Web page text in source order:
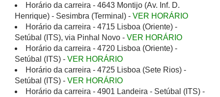
Horário da carreira - 4643 Montijo (Av. Inf. D.
Henrique) - Sesimbra (Terminal) - VER HORÁRIO
Horário da carreira - 4715 Lisboa (Oriente) -
Setúbal (ITS), via Pinhal Novo - VER HORÁRIO
Horário da carreira - 4720 Lisboa (Oriente) -
Setúbal (ITS) - VER HORÁRIO
Horário da carreira - 4725 Lisboa (Sete Rios) -
Setúbal (ITS) - VER HORÁRIO
Horário da carreira - 4901 Landeira - Setúbal (ITS) -